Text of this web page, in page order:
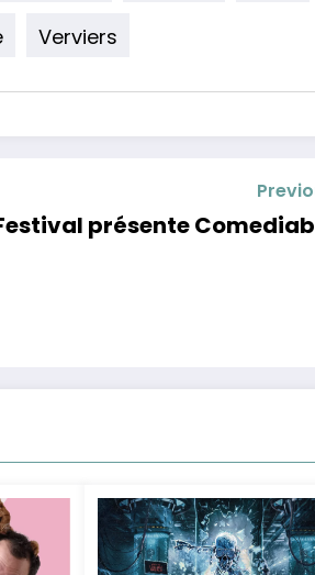
Verviers
présente